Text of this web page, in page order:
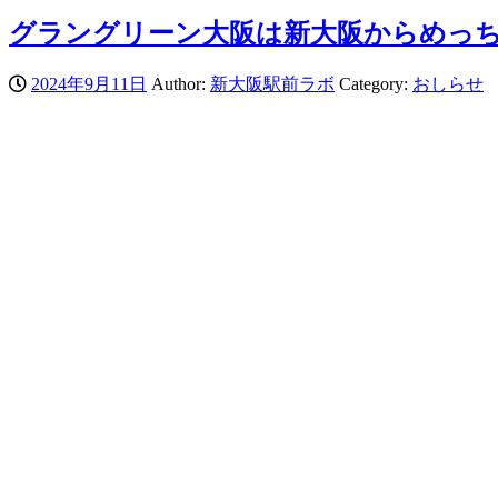
グラングリーン大阪は新大阪からめっ
2024年9月11日 Author: 新大阪駅前ラボ Category: おしらせ